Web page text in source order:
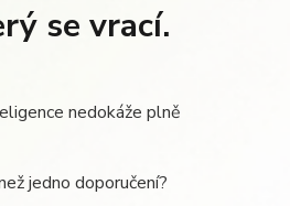
se vrací.
nedokáže plně
jedno doporučení?